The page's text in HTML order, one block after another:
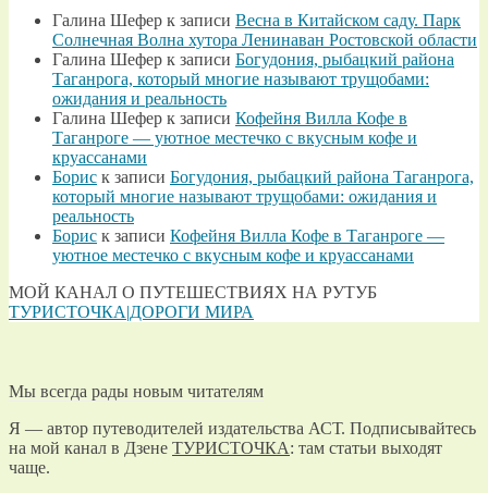
Галина Шефер к записи Весна в Китайском саду. Парк
Солнечная Волна хутора Ленинаван Ростовской области
Галина Шефер к записи Богудония, рыбацкий района
Таганрога, который многие называют трущобами:
ожидания и реальность
Галина Шефер к записи Кофейня Вилла Кофе в
Таганроге — уютное местечко с вкусным кофе и
круассанами
Борис к записи Богудония, рыбацкий района Таганрога,
который многие называют трущобами: ожидания и
реальность
Борис к записи Кофейня Вилла Кофе в Таганроге —
уютное местечко с вкусным кофе и круассанами
МОЙ КАНАЛ О ПУТЕШЕСТВИЯХ НА РУТУБ
ТУРИСТОЧКА|ДОРОГИ МИРА
Мы всегда рады новым читателям
Я — автор путеводителей издательства АСТ. Подписывайтесь
на мой канал в Дзене ТУРИСТОЧКА: там статьи выходят
чаще.